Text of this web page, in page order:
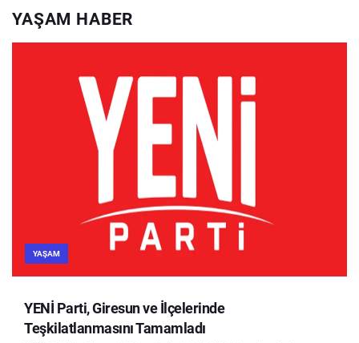
YAŞAM HABER
YAŞAM
YENİ Parti, Giresun ve İlçelerinde
Teşkilatlanmasını Tamamladı